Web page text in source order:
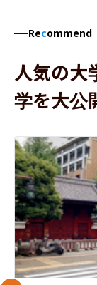
Recommend
人気の大
学を大公